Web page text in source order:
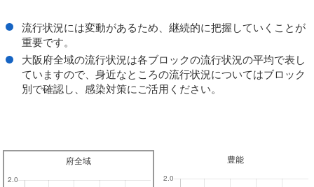
流行状況には変動があるため、継続的に把握していくことが
重要です。
大阪府全域の流行状況は各ブロックの流行状況の平均で表し
ていますので、身近なところの流行状況についてはブロック
別で確認し、感染対策にご活用ください。
府全域 豊能